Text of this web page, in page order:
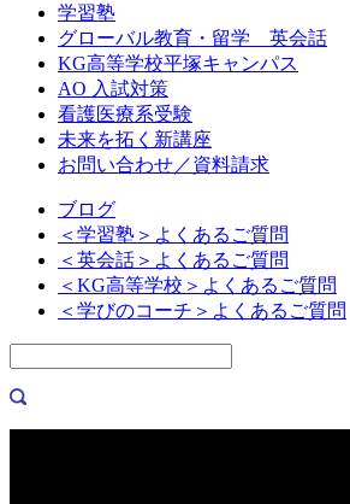
学習塾
グローバル教育・留学 英会話
KG高等学校平塚キャンパス
AO 入試対策
看護医療系受験
未来を拓く新講座
お問い合わせ／資料請求
ブログ
＜学習塾＞よくあるご質問
＜英会話＞よくあるご質問
＜KG高等学校＞よくあるご質問
＜学びのコーチ＞よくあるご質問